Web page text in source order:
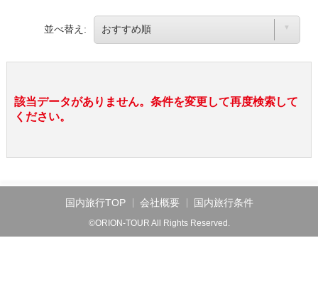
並べ替え:
該当データがありません。条件を変更して再度検索して
ください。
国内旅行TOP 会社概要 国内旅行条件
©ORION-TOUR All Rights Reserved.